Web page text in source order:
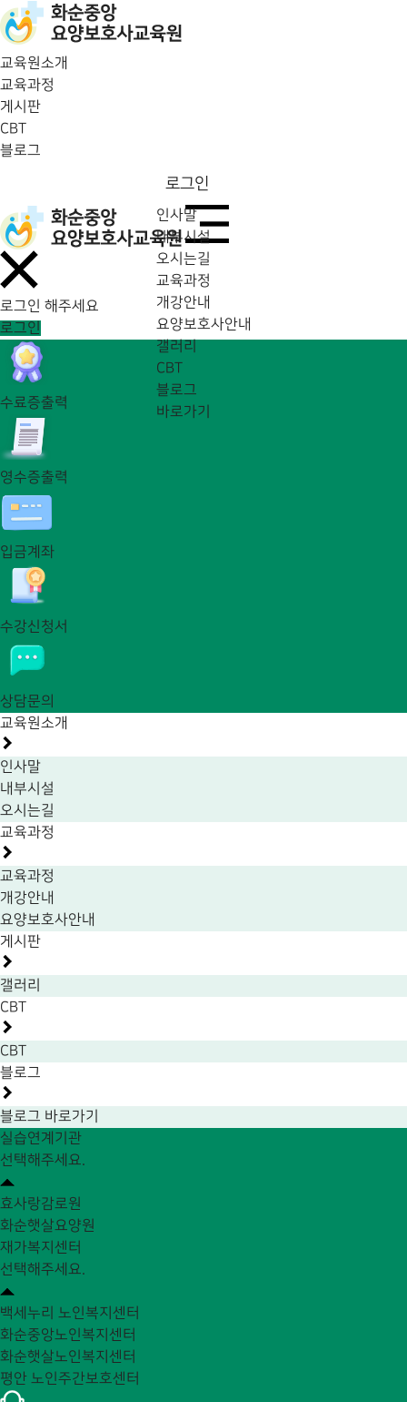
교육원소개
교육과정
게시판
CBT
블로그
로그인
인사말
내부시설
오시는길
교육과정
개강안내
요양보호사안내
갤러리
CBT
블로그
바로가기
로그인 해주세요
로그인
수료증출력
영수증출력
입금계좌
수강신청서
상담문의
교육원소개
인사말
내부시설
오시는길
교육과정
교육과정
개강안내
요양보호사안내
게시판
갤러리
CBT
CBT
블로그
블로그 바로가기
실습연계기관
선택해주세요.
효사랑감로원
화순햇살요양원
재가복지센터
선택해주세요.
백세누리 노인복지센터
화순중앙노인복지센터
화순햇살노인복지센터
평안 노인주간보호센터